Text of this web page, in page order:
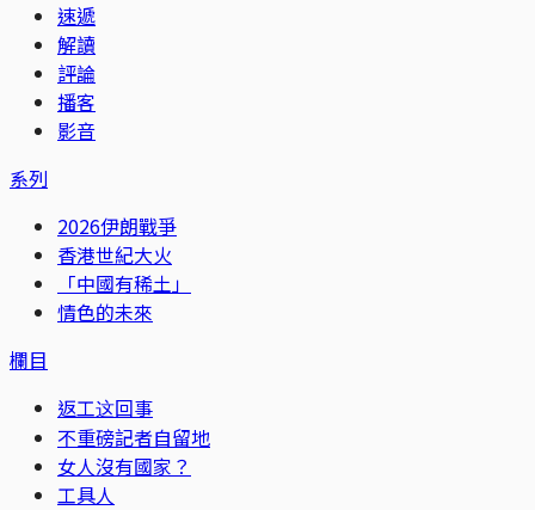
速遞
解讀
評論
播客
影音
系列
2026伊朗戰爭
香港世紀大火
「中國有稀土」
情色的未來
欄目
返工这回事
不重磅記者自留地
女人沒有國家？
工具人